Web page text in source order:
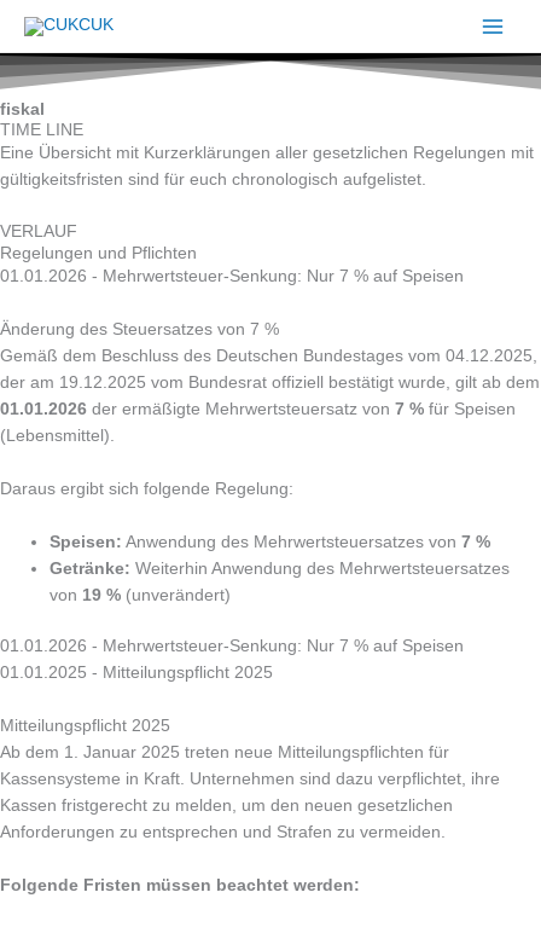
Inhalt
springen
fiskal
TIME LINE
Eine Übersicht mit Kurzerklärungen aller gesetzlichen Regelungen mit
gültigkeitsfristen sind für euch chronologisch aufgelistet.
VERLAUF
Regelungen und Pflichten
01.01.2026 - Mehrwertsteuer-Senkung: Nur 7 % auf Speisen
Änderung des Steuersatzes von 7 %
Gemäß dem Beschluss des Deutschen Bundestages vom 04.12.2025,
der am 19.12.2025 vom Bundesrat offiziell bestätigt wurde, gilt ab dem
01.01.2026 der ermäßigte Mehrwertsteuersatz von 7 % für Speisen
(Lebensmittel).
Daraus ergibt sich folgende Regelung:
Speisen: Anwendung des Mehrwertsteuersatzes von7 %
Getränke: Weiterhin Anwendung des Mehrwertsteuersatzes
von 19 % (unverändert)
01.01.2026 - Mehrwertsteuer-Senkung: Nur 7 % auf Speisen
01.01.2025 - Mitteilungspflicht 2025
Mitteilungspflicht 2025
Ab dem 1. Januar 2025 treten neue Mitteilungspflichten für
Kassensysteme in Kraft. Unternehmen sind dazu verpflichtet, ihre
Kassen fristgerecht zu melden, um den neuen gesetzlichen
Anforderungen zu entsprechen und Strafen zu vermeiden.
Folgende Fristen müssen beachtet werden: